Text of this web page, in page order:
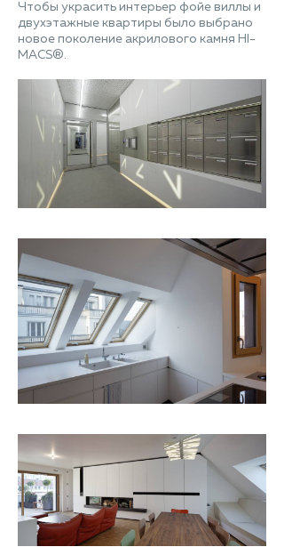
Чтобы украсить интерьер фойе виллы и
двухэтажные квартиры было выбрано
новое поколение акрилового камня HI-
MACS®.